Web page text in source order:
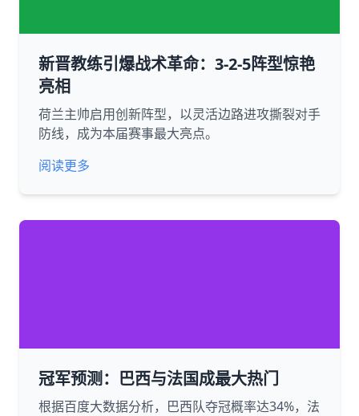
新晋教练引爆战术革命：3-2-5阵型惊艳
亮相
荷兰主帅启用创新阵型，以灵活边路进攻撕裂对手
防线，成为本届赛事最大亮点。
阅读更多
冠军预测：巴西与法国成最大热门
根据百度大数据分析，巴西队夺冠概率达34%，法